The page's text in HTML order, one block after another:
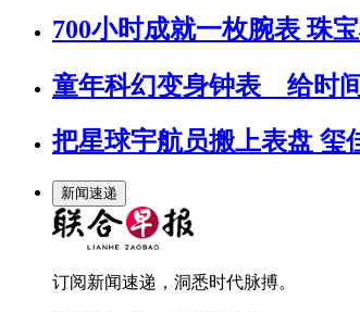
700小时成就一枚腕表 珠
童年科幻变身钟表 给时
把星球宇航员搬上表盘 玺
新闻速递
订阅新闻速递，洞悉时代脉搏。